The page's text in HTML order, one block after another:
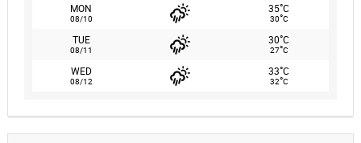
MON
08/10
35°C
30°C
TUE
08/11
30°C
27°C
WED
08/12
33°C
32°C